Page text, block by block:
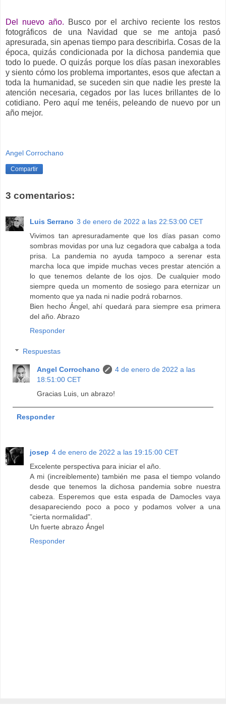
Del nuevo año.
Busco por el archivo reciente los restos
fotográficos de una Navidad que se me antoja pasó
apresurada, sin apenas tiempo para describirla. Cosas de la
época, quizás condicionada por la dichosa pandemia que
todo lo puede. O quizás porque los días pasan inexorables
y siento cómo los problema importantes, esos que afectan a
toda la humanidad, se suceden sin que nadie les preste la
atención necesaria, cegados por las luces brillantes de lo
cotidiano. Pero aquí me tenéis, peleando de nuevo por un
año mejor.
Angel Corrochano
Compartir
3 comentarios:
Luis Serrano 3 de enero de 2022 a las 22:53:00 CET
Vivimos tan apresuradamente que los días pasan como
sombras movidas por una luz cegadora que cabalga a toda
prisa. La pandemia no ayuda tampoco a serenar esta
marcha loca que impide muchas veces prestar atención a
lo que tenemos delante de los ojos. De cualquier modo
siempre queda un momento de sosiego para eternizar un
momento que ya nada ni nadie podrá robarnos.
Bien hecho Ángel, ahí quedará para siempre esa primera
del año. Abrazo
Responder
Respuestas
Angel Corrochano
4 de enero de 2022 a las
18:51:00 CET
Gracias Luis, un abrazo!
Responder
josep 4 de enero de 2022 a las 19:15:00 CET
Excelente perspectiva para iniciar el año.
A mi (increiblemente) también me pasa el tiempo volando
desde que tenemos la dichosa pandemia sobre nuestra
cabeza. Esperemos que esta espada de Damocles vaya
desapareciendo poco a poco y podamos volver a una
"cierta normalidad".
Un fuerte abrazo Ángel
Responder